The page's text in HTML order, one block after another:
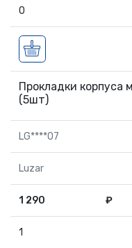
0
Прокладки корпуса
(5шт)
LG****07
Luzar
1 290 ₽
1